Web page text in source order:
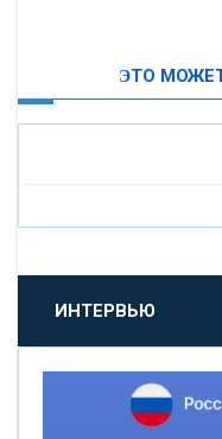
«БАНК САНКТ-
«НОВИКОМБАНК»
ЭТО
ИНТЕРВЬЮ